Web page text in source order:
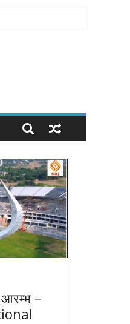
आरम्भ –